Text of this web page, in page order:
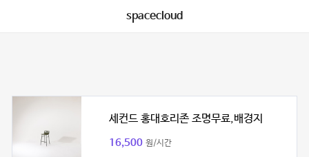
spacecloud
세컨드 홍대호리존 조명무료,배경지
16,500 원/시간